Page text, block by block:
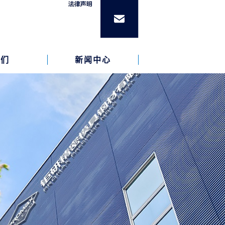
新闻中心